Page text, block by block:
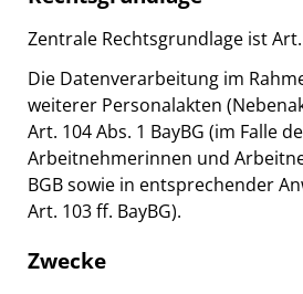
Zentrale Rechtsgrundlage ist Art.
Die Datenverarbeitung im
weiterer Personalakten
Art. 104 Abs. 1 BayBG (im Falle
Arbeitnehmerinnen und
BGB sowie in entsprechender
Art. 103 ff. BayBG).
Zwecke